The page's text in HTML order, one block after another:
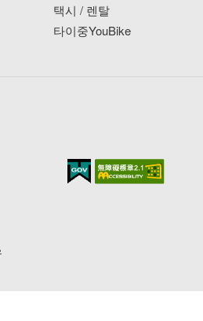
택시 / 렌탈
타이중YouBike